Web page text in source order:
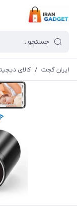
ایران گجت / کالای